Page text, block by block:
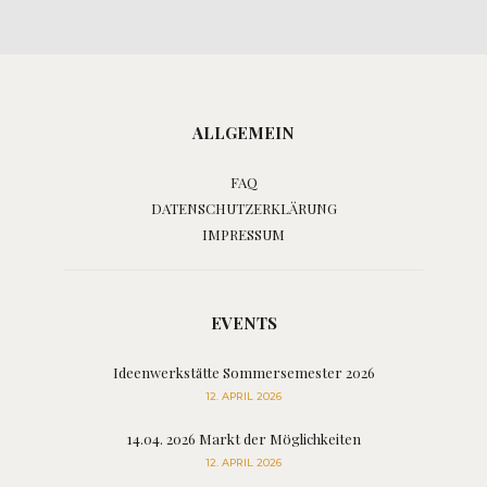
ALLGEMEIN
FAQ
DATENSCHUTZERKLÄRUNG
IMPRESSUM
EVENTS
Ideenwerkstätte Sommersemester 2026
12. APRIL 2026
14.04. 2026 Markt der Möglichkeiten
12. APRIL 2026